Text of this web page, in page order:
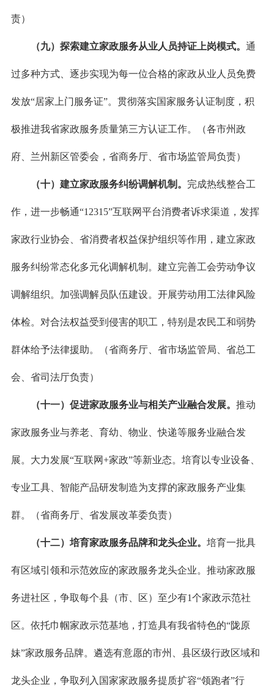
责）
（九）探索建立家政服务从业人员持证上岗模式。 通
过多种方式、逐步实现为每一位合格的家政从业人员免费
发放“居家上门服务证”。贯彻落实国家服务认证制度，积
极推进我省家政服务质量第三方认证工作。（各市州政
府、兰州新区管委会，省商务厅、省市场监管局负责）
（十）建立家政服务纠纷调解机制。 完成热线整合工
作，进一步畅通“12315”互联网平台消费者诉求渠道，发挥
家政行业协会、省消费者权益保护组织等作用，建立家政
服务纠纷常态化多元化调解机制。建立完善工会劳动争议
调解组织。加强调解员队伍建设。开展劳动用工法律风险
体检。对合法权益受到侵害的职工，特别是农民工和弱势
群体给予法律援助。（省商务厅、省市场监管局、省总工
会、省司法厅负责）
（十一）促进家政服务业与相关产业融合发展。 推动
家政服务业与养老、育幼、物业、快递等服务业融合发
展。大力发展“互联网+家政”等新业态。培育以专业设备、
专业工具、智能产品研发制造为支撑的家政服务产业集
群。（省商务厅、省发展改革委负责）
（十二）培育家政服务品牌和龙头企业。 培育一批具
有区域引领和示范效应的家政服务龙头企业。推动家政服
务进社区，争取每个县（市、区）至少有1个家政示范社
区。依托巾帼家政示范基地，打造具有我省特色的“陇原
妹”家政服务品牌。遴选有意愿的市州、县区级行政区域和
龙头企业，争取列入国家家政服务提质扩容“领跑者”行